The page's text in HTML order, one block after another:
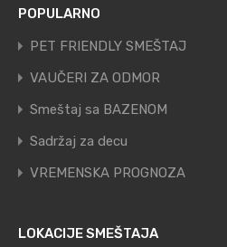
POPULARNO
PET FRIENDLY SMEŠTAJ
VAUČERI ZA ODMOR
Smeštaj sa BAZENOM
Sadržaj za decu
VREMENSKA PROGNOZA
LOKACIJE SMEŠTAJA